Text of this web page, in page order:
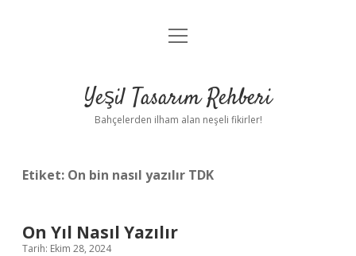
Anasayfa
Yasal Uyarı
menüyü
Yeşil Tasarım Rehberi
Bahçelerden ilham alan neşeli fikirler!
Etiket: On bin nasıl yazılır TDK
On Yıl Nasıl Yazılır
Tarih: Ekim 28, 2024